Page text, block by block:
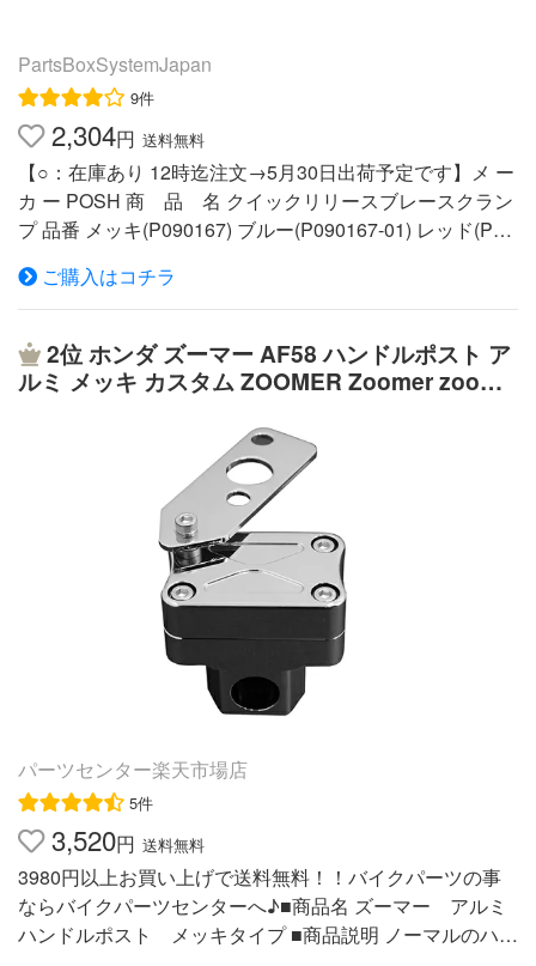
左右調整幅:55〜85mm※所定の寸法範囲内であっても、形
状や仕様などにより、一部対応していない機種もありま
す。また、電源ボタンやカメラ、スピーカー、イヤホンジ
ャックなどの設置位置は機種により異なるため、これら使
用に支障のある状態での取り付けとならざるを得ない場合
があります。事前に十分ご確認ください。※商品稼動部の
調整、部品の組み替え、車体への取り付け、機種の装着な
どは全て使用者のリスクにおいて行なってください。調
整・組み換え箇所の部品破損や紛失、本品や本品に装着し
など)や事故損害など、デイトナでは一切責任を負いませ
ん。※スライドアームを上下最大限に伸ばした状態での使
デイトナでは一切責任を負いません。※舗装・未舗装路を
問わず、路面の段差を乗り越える際などに発生する衝撃の
度合いによっては、図らずもロックが外れる場合がありま
す。走行振動対策や本品および構成部品、装着機種などの
落下防止対策などは全て使用者のリスクにおいて行なって
ください。※本品および構成部品は金属や樹脂を素材とし
ております。ご使用環境によらずとも経年変化や使用損耗
により素材劣化(錆含む)が進行し、部品破損など予期せぬ
不具合や事故損害が発生する場合があります。走行使用前
に商品状態を毎回点検し(調整稼動部や固定部、雨水がた
新品交換(部品または商品)してください | 商品詳細商品名:
スマートフォンフォルダーWIDE IH-550Dメーカー:DAYTO
NAタイプ:リジットタイプ品番:92601メーカー価格:￥4,30
0(税別)取扱説明書タイプ:クイックタイプ品番:92602メー
カー価格:￥4,300(税別)取扱説明書| 対応車種HONDAF6C
CTX1300 CB1300S VFR1200X VFR800X CB1300SF CB
1300SB CB1100 CB100EX VT1300CXX-11 NM4-01 NM4-
PartsBoxSystemJapan
9件
2,304円 送料無料
【○：在庫あり 12時迄注文→5月30日出荷予定です】メ ー
カ ー POSH 商 品 名 クイックリリースブレースクラン
プ 品番 メッキ(P090167) ブルー(P090167-01) レッド(P09
ベリー(P090167-05) ブラック(P090167-06) チタン(P0901
67-11) Cゴールド(P090167-12) 商品内容 ■22.4mmサイズ
クランプです。 ■2個セット ※画像はイメージです。 適合
汎用 pbxhdl ∇POSH20090511p090167【在庫表示に関
するお願い】 在庫表示は日々更新しておりますが、メー
カー在庫を含めた流動的な在庫になりますので 購入のタ
イミングで欠品になる可能性もございます。 そのような
場合は何卒、ご了承下さいませ。 ※在庫ありの商品は当日
14時頃までの注文分は翌営業日に出荷可能となります。 ※
当日出荷には対応致しておりませんので予めご了承下さ
い。 ※発送業務の混雑状況により記載納期を多少前後する
場合がございます。予めご了承下さい。
ご購入はコチラ
2位 ホンダ ズーマー AF58 ハンドルポスト ア
ルミ メッキ カスタム ZOOMER Zoomer zoome
パーツセンター楽天市場店
5件
3,520円 送料無料
3980円以上お買い上げで送料無料！！バイクパーツの事
ならバイクパーツセンターへ♪■商品名 ズーマー アルミ
ハンドルポスト メッキタイプ ■商品説明 ノーマルのハン